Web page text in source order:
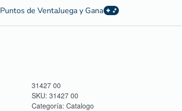
Puntos de VentaJuega y Gana
31427 00
SKU: 31427 00
Categoría: Catalogo